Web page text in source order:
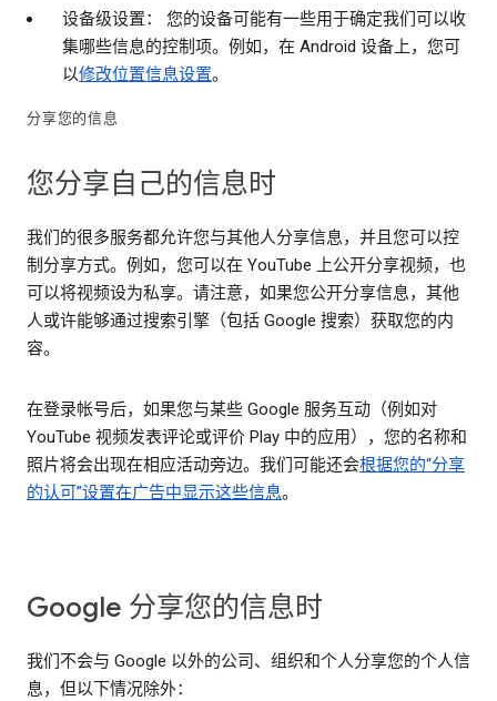
设备级设置： 您的设备可能有一些用于确定我们可以收
集哪些信息的控制项。例如，在 Android 设备上，您可
以修改位置信息设置。
分享您的信息
您分享自己的信息时
我们的很多服务都允许您与其他人分享信息，并且您可以控
制分享方式。例如，您可以在 YouTube 上公开分享视频，也
可以将视频设为私享。请注意，如果您公开分享信息，其他
人或许能够通过搜索引擎（包括 Google 搜索）获取您的内
容。
在登录帐号后，如果您与某些 Google 服务互动（例如对
YouTube 视频发表评论或评价 Play 中的应用），您的名称和
照片将会出现在相应活动旁边。我们可能还会根据您的“分享
的认可”设置在广告中显示这些信息。
Google 分享您的信息时
我们不会与 Google 以外的公司、组织和个人分享您的个人信
息，但以下情况除外：